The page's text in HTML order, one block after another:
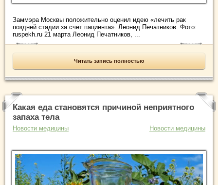
Заммэра Москвы положительно оценил идею «лечить рак
поздней стадии за счет пациента». Леонид Печатников. Фото:
ruspekh.ru 21 марта Леонид Печатников, ...
Читать запись полностью
Какая еда становятся причиной неприятного
запаха тела
Новости медицины Новости медицины